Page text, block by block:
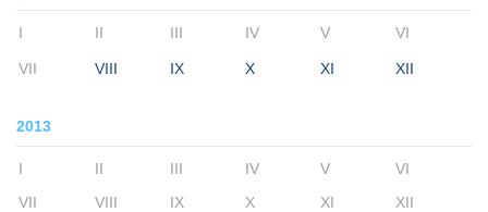
I II III IV V VI
VII VIII IX X XI XII
2013
I II III IV V
VI
VII
VIII IX X XI XII